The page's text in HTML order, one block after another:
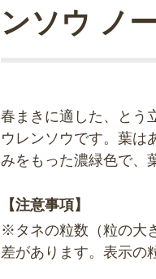
ンソウ ノ
春まきに適した、とう
ウレンソウです。葉は
みをもった濃緑色で、
【注意事項】
※タネの粒数（粒の大
差があります。表示の